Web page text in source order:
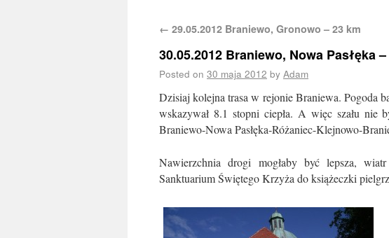
← 29.05.2012 Braniewo, Gronowo – 23 km
30.05.2012 Braniewo, Nowa Pasłęka
Posted on 30 maja 2012 by Adam
Dzisiaj kolejna trasa w rejonie Braniewa. Pogoda
wskazywał 8.1 stopni ciepła. A więc szału nie
Braniewo-Nowa Pasłęka-Różaniec-Klejnowo-
Nawierzchnia drogi mogłaby być lepsza,
Sanktuarium Świętego Krzyża do książeczki